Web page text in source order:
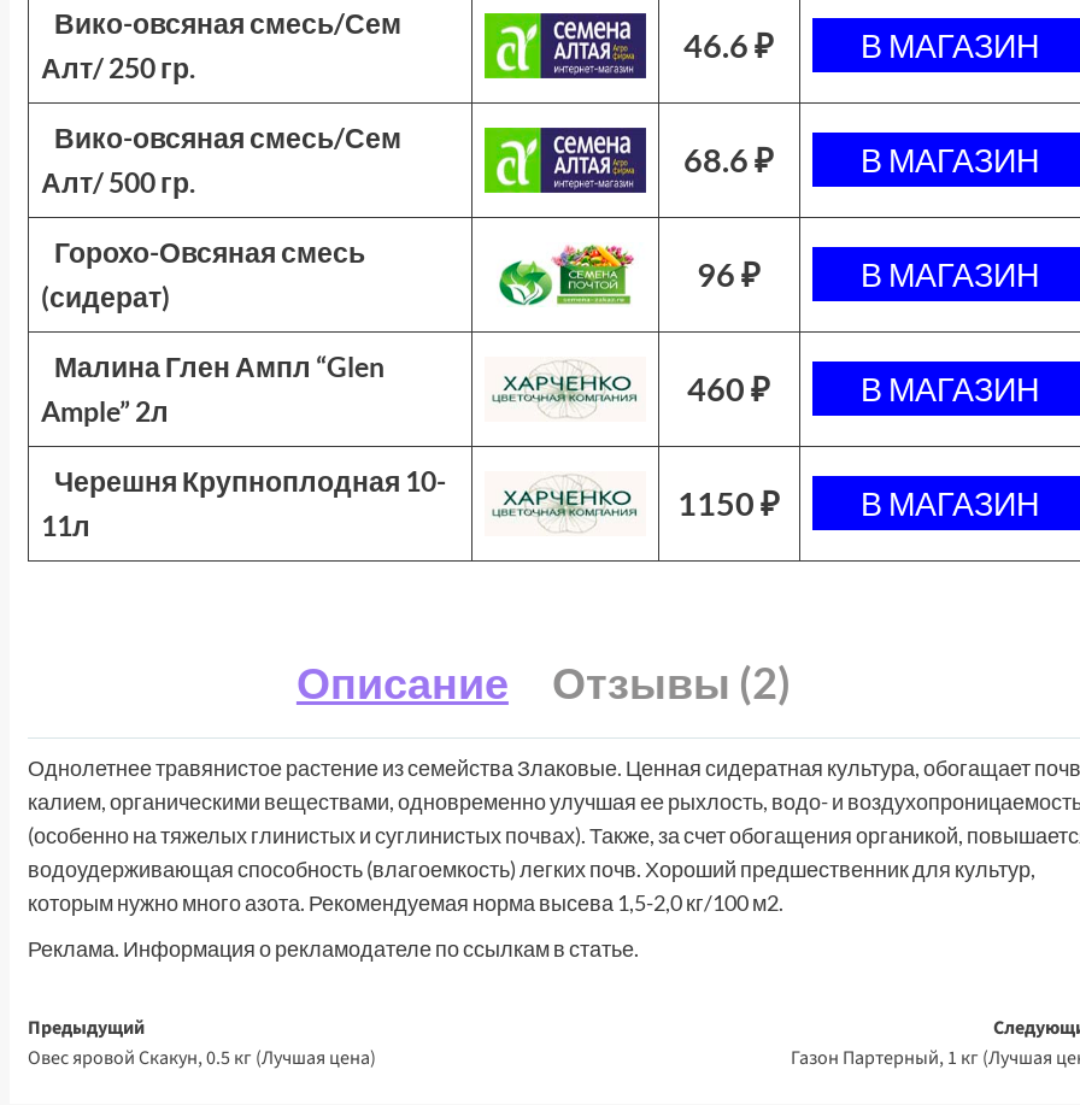
Вико-овсяная смесь/Сем
Алт/ 250 гр.
46.6 ₽
Вико-овсяная смесь/Сем
Алт/ 500 гр.
68.6 ₽
Горохо-Овсяная смесь
(сидерат)
96 ₽
Малина Глен Ампл “Glen
Ample” 2л
460 ₽
Черешня Крупноплодная 10-
11л
1150 ₽
Описание Отзывы (2)
Однолетнее травянистое растение из семейства Злаковые. Ценная сидератная культура, обогащает
калием, органическими веществами, одновременно улучшая ее рыхлость, водо- и
(особенно на тяжелых глинистых и суглинистых почвах). Также, за счет обогащения органикой,
водоудерживающая способность (влагоемкость) легких почв. Хороший предшественник для культур,
которым нужно много азота. Рекомендуемая норма высева 1,5-2,0 кг/100 м2.
Реклама. Информация о рекламодателе по ссылкам в статье.
Навигация
записи
Предыдущий
Овес яровой Скакун, 0.5 кг (Лучшая цена)
Газон Партерный, 1 кг (Лучшая